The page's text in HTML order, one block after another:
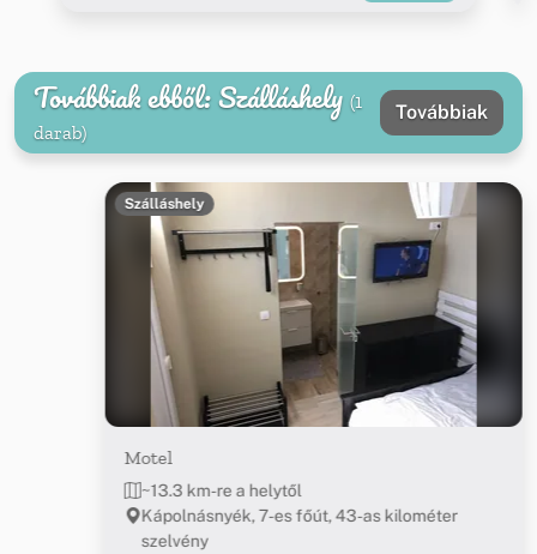
Továbbiak ebből: Szálláshely (1
darab)
Továbbiak
Szálláshely
Motel
~13.3 km-re a helytől
Kápolnásnyék, 7-es főút, 43-as kilométer
szelvény